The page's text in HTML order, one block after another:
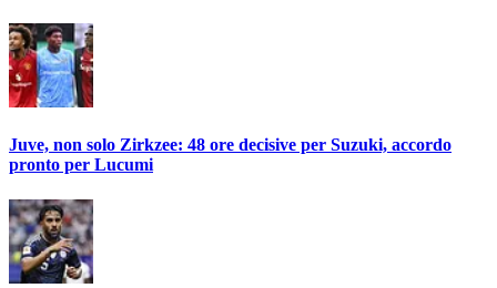
Juve, non solo Zirkzee: 48 ore decisive per Suzuki, accordo
pronto per Lucumi